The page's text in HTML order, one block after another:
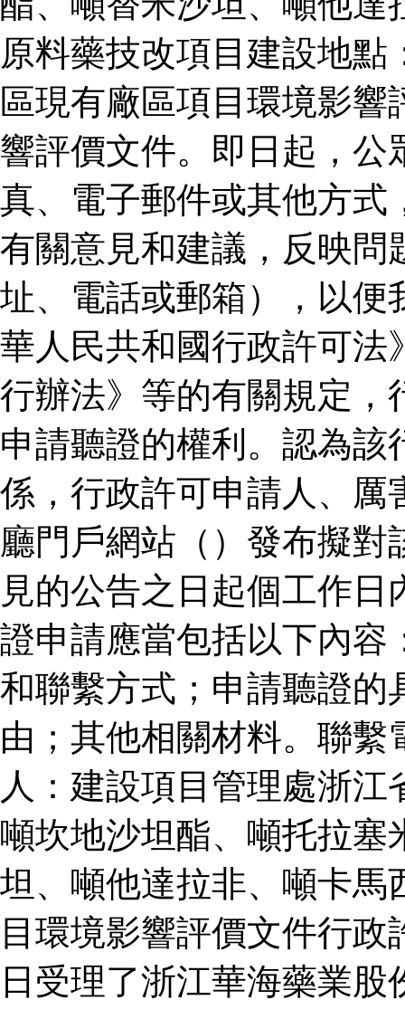
原料藥技改項目建設地
區現有廠區項目環境影
響評價文件。即日起，公
真、電子郵件或其他方式
有關意見和建議，反映問
址、電話或郵箱），以便
華人民共和國行政許可法
行辦法》等的有關規定，
申請聽證的權利。認為
係，行政許可申請人、厲
廳門戶網站（）發布擬
見的公告之日起個工作
證申請應當包括以下內容
和聯繫方式；申請聽證的
由；其他相關材料。聯
人：建設項目管理處浙
噸坎地沙坦酯、噸托拉塞
坦、噸他達拉非、噸卡馬
目環境影響評價文件行
日受理了浙江華海藥業